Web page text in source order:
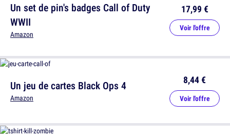
Un set de pin's badges Call of Duty
WWII
Amazon
17,99 €
Voir l'offre
Un jeu de cartes Black Ops 4
Amazon
8,44 €
Voir l'offre